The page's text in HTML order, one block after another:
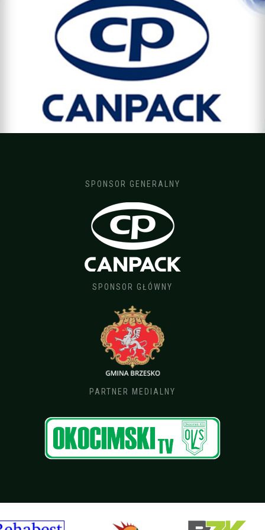
SPONSOR GENERALNY
SPONSOR GŁÓWNY
PARTNER MEDIALNY